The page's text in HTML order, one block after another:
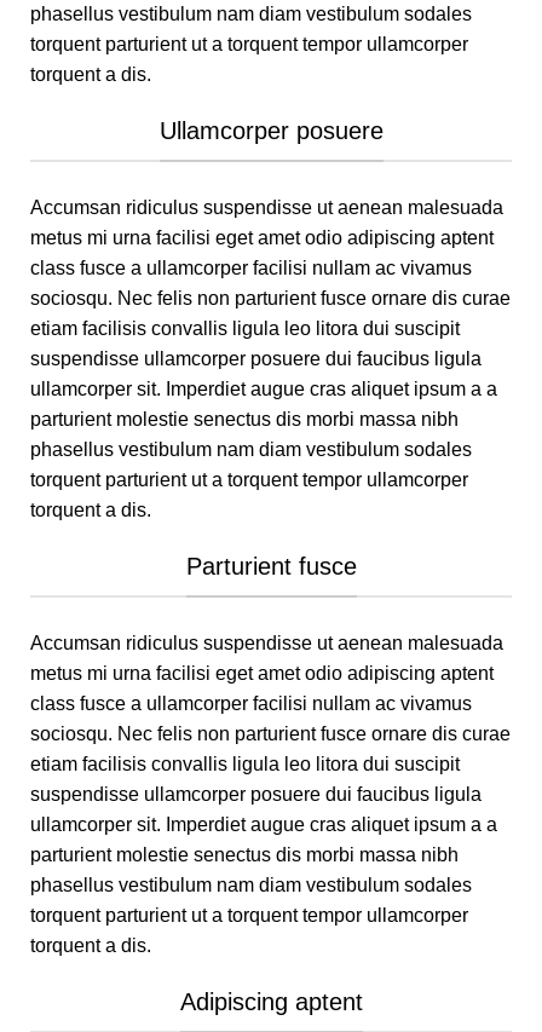
phasellus vestibulum nam diam vestibulum sodales
torquent parturient ut a torquent tempor ullamcorper
torquent a dis.
Ullamcorper posuere
Accumsan ridiculus suspendisse ut aenean malesuada
metus mi urna facilisi eget amet odio adipiscing aptent
class fusce a ullamcorper facilisi nullam ac vivamus
sociosqu. Nec felis non parturient fusce ornare dis curae
etiam facilisis convallis ligula leo litora dui suscipit
suspendisse ullamcorper posuere dui faucibus ligula
ullamcorper sit. Imperdiet augue cras aliquet ipsum a a
parturient molestie senectus dis morbi massa nibh
phasellus vestibulum nam diam vestibulum sodales
torquent parturient ut a torquent tempor ullamcorper
torquent a dis.
Parturient fusce
Accumsan ridiculus suspendisse ut aenean malesuada
metus mi urna facilisi eget amet odio adipiscing aptent
class fusce a ullamcorper facilisi nullam ac vivamus
sociosqu. Nec felis non parturient fusce ornare dis curae
etiam facilisis convallis ligula leo litora dui suscipit
suspendisse ullamcorper posuere dui faucibus ligula
ullamcorper sit. Imperdiet augue cras aliquet ipsum a a
parturient molestie senectus dis morbi massa nibh
phasellus vestibulum nam diam vestibulum sodales
torquent parturient ut a torquent tempor ullamcorper
torquent a dis.
Adipiscing aptent